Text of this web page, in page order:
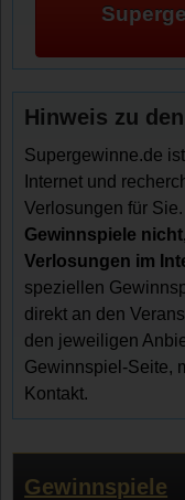
Hinweis zu
Supergewinne.de
Internet und
Verlosungen für Sie.
Gewinnspiele
Verlosungen im
speziellen
direkt an den
den jeweiligen
Gewinnspiel-Seite,
Kontakt.
Gewinnspiele